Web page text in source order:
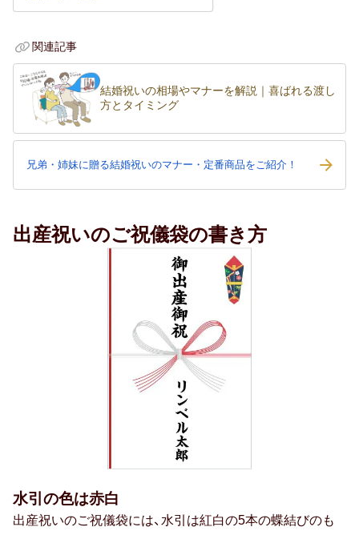
関連記事
結婚祝いの相場やマナーを解説｜喜ばれる渡し
方とタイミング
兄弟・姉妹に贈る結婚祝いのマナー・定番商品をご紹介！
出産祝いのご祝儀袋の書き方
水引の色は赤白
出産祝いのご祝儀袋には、水引は紅白の5本の蝶結びのも